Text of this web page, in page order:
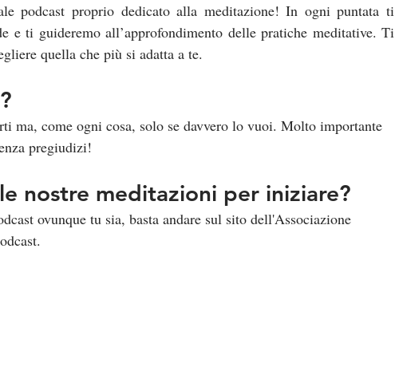
podcast proprio dedicato alla meditazione! In ogni puntata ti
e ti guideremo all’approfondimento delle pratiche meditative. Ti
quella che più si adatta a te.
ma, come ogni cosa, solo se davvero lo vuoi. Molto importante
pregiudizi!
nostre meditazioni per iniziare?
ovunque tu sia, basta andare sul sito dell'Associazione